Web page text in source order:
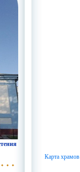
Карта храмов